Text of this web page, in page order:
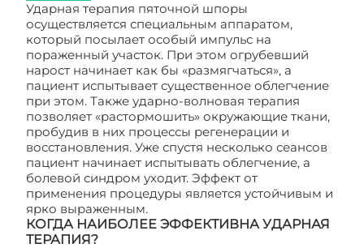
Ударная терапия пяточной шпоры
осуществляется специальным аппаратом,
который посылает особый импульс на
пораженный участок. При этом огрубевший
нарост начинает как бы «размягчаться», а
пациент испытывает существенное облегчение
при этом. Также ударно-волновая терапия
позволяет «растормошить» окружающие ткани,
пробудив в них процессы регенерации и
восстановления. Уже спустя несколько сеансов
пациент начинает испытывать облегчение, а
болевой синдром уходит. Эффект от
применения процедуры является устойчивым и
ярко выраженным.
КОГДА НАИБОЛЕЕ ЭФФЕКТИВНА УДАРНАЯ
ТЕРАПИЯ?